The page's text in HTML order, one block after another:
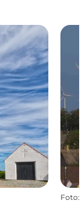
Foto: